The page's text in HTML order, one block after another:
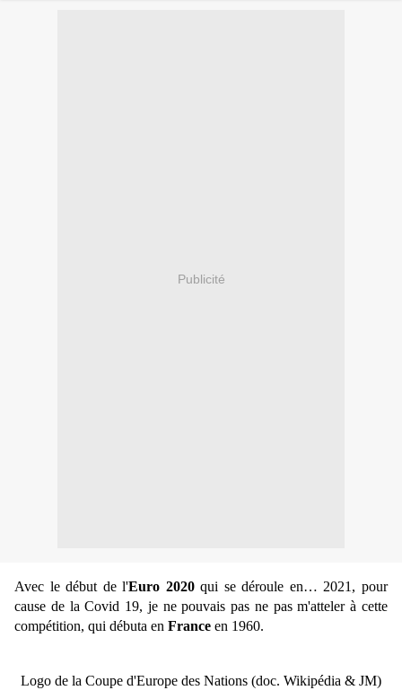
Publicité
Avec le début de l'Euro 2020qui se déroule en… 2021, pour
cause de la Covid 19, je ne pouvais pas ne pas m'atteler à cette
compétition, qui débuta en France en 1960.
Logo de la Coupe d'Europe des Nations (doc. Wikipédia & JM)